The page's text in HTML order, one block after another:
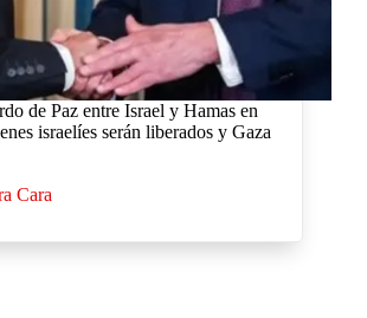
de Paz entre Israel y Hamas en
israelíes serán liberados y Gaza
Cara